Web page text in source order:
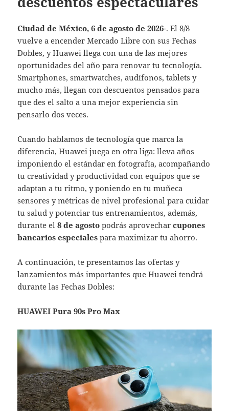
Ciudad de México, 6 de agosto de 2026-. El 8/8
vuelve a encender Mercado Libre con sus Fechas
Dobles, y Huawei llega con una de las mejores
oportunidades del año para renovar tu tecnología.
Smartphones, smartwatches, audífonos, tablets y
mucho más, llegan con descuentos pensados para
que des el salto a una mejor experiencia sin
pensarlo dos veces.
Cuando hablamos de tecnología que marca la
diferencia, Huawei juega en otra liga: lleva años
imponiendo el estándar en fotografía, acompañando
tu creatividad y productividad con equipos que se
adaptan a tu ritmo, y poniendo en tu muñeca
sensores y métricas de nivel profesional para cuidar
tu salud y potenciar tus entrenamientos, además,
durante el8 de agosto podrás aprovecharcupones
bancarios especiales para maximizar tu ahorro.
A continuación, te presentamos las ofertas y
lanzamientos más importantes que Huawei tendrá
durante las Fechas Dobles:
HUAWEI Pura 90s Pro Max